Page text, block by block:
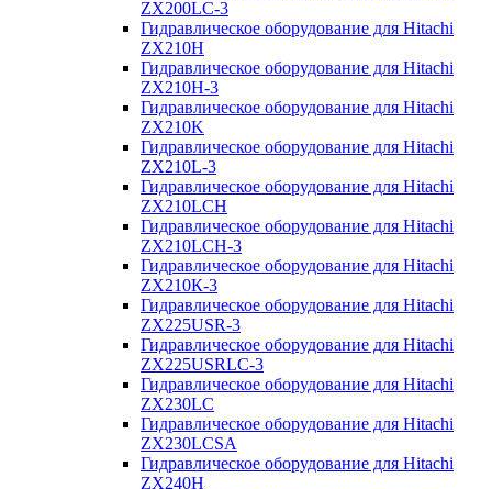
ZX200LC-3
Гидравлическое оборудование для Hitachi
ZX210H
Гидравлическое оборудование для Hitachi
ZX210H-3
Гидравлическое оборудование для Hitachi
ZX210K
Гидравлическое оборудование для Hitachi
ZX210L-3
Гидравлическое оборудование для Hitachi
ZX210LCH
Гидравлическое оборудование для Hitachi
ZX210LCH-3
Гидравлическое оборудование для Hitachi
ZX210К-3
Гидравлическое оборудование для Hitachi
ZX225USR-3
Гидравлическое оборудование для Hitachi
ZX225USRLC-3
Гидравлическое оборудование для Hitachi
ZX230LC
Гидравлическое оборудование для Hitachi
ZX230LCSA
Гидравлическое оборудование для Hitachi
ZX240H